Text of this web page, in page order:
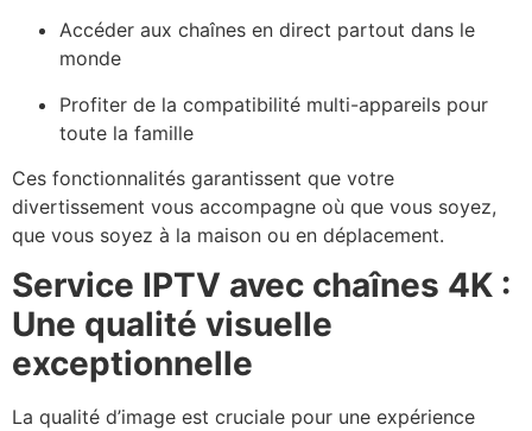
Accéder aux chaînes en direct partout dans le
monde
Profiter de la compatibilité multi-appareils pour
toute la famille
Ces fonctionnalités garantissent que votre
divertissement vous accompagne où que vous soyez,
que vous soyez à la maison ou en déplacement.
Service IPTV avec chaînes 4K :
Une qualité visuelle
exceptionnelle
La qualité d’image est cruciale pour une expérience